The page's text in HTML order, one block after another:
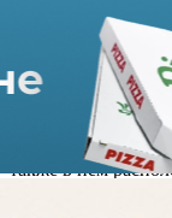
Двухуровневый
открылся в
станции метро
представлено
фермерских
также в нём
Доставку
сервис «АВ